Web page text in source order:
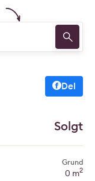
Del
Solgt
Grund
0 m2